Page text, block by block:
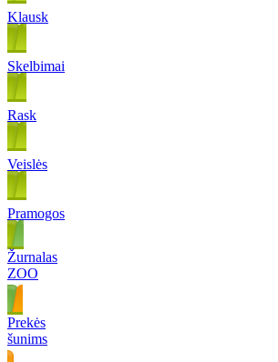
Klausk
Skelbimai
Rask
Veislės
Pramogos
Žurnalas
ZOO
Prekės
šunims